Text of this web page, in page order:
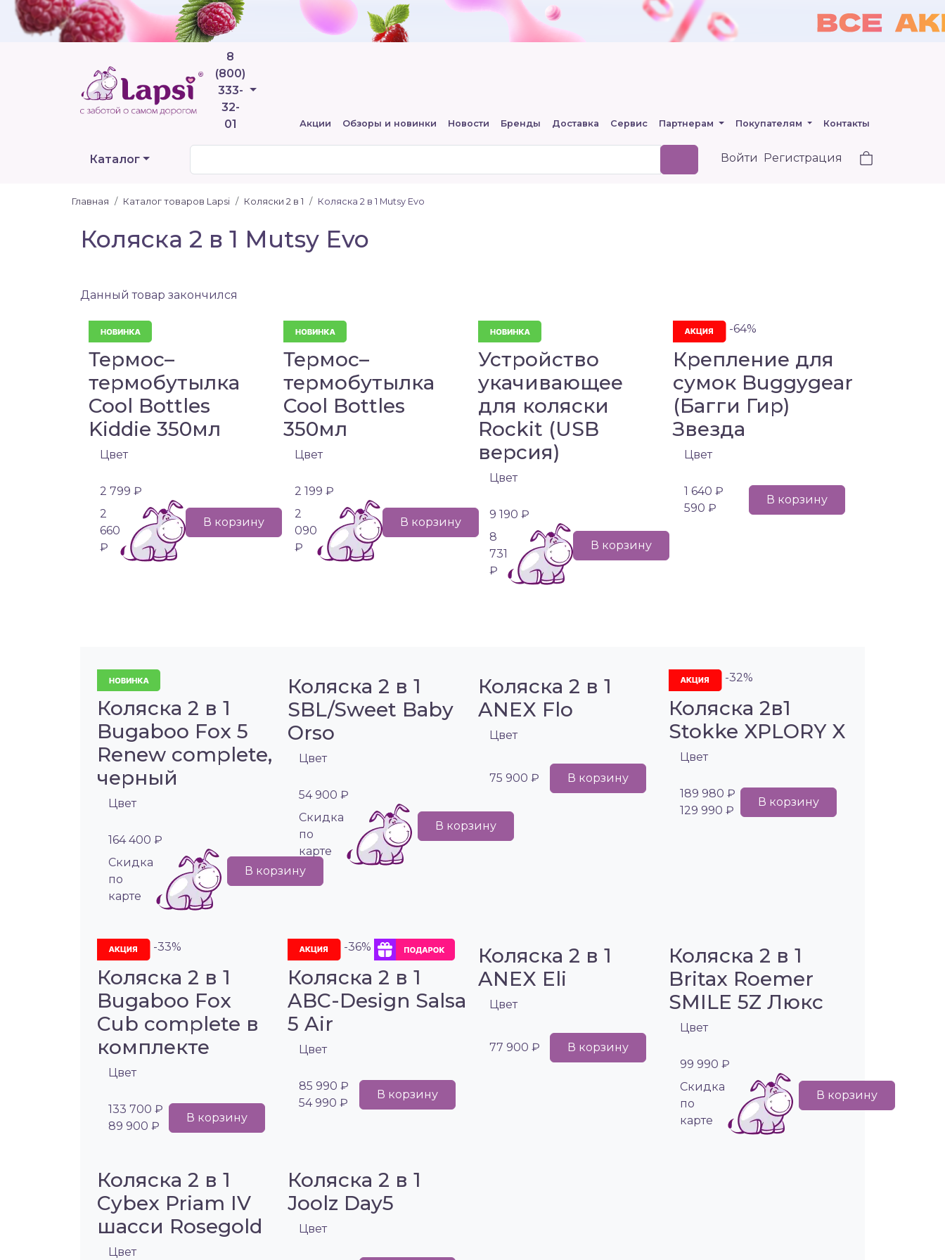
8
(800)
333-
32-
01
Телефоны
Акции Обзоры и новинки Новости Бренды Доставка Сервис Партнерам Покупателям Контакты
Каталог Войти Регистрация
Главная Каталог товаров Lapsi Коляски 2 в 1 Коляска 2 в 1 Mutsy Evo
Коляска 2 в 1 Mutsy Evo
Данный товар закончился
Термос–
термобутылка
Cool Bottles
Kiddie 350мл
Цвет
2 799 ₽
2
660
₽
В корзину
Термос–
термобутылка
Cool Bottles
350мл
Цвет
2 199 ₽
2
090
₽
В корзину
Устройство
укачивающее
для коляски
Rockit (USB
версия)
Цвет
9 190 ₽
8
731
₽
В корзину
-64%
Крепление для
сумок Buggygear
(Багги Гир)
Звезда
Цвет
1 640 ₽
590 ₽
В корзину
Коляска 2 в 1
Bugaboo Fox 5
Renew complete,
черный
Цвет
164 400 ₽
Cкидка
по
карте
В корзину
Коляска 2 в 1
SBL/Sweet Baby
Orso
Цвет
54 900 ₽
Cкидка
по
карте
В корзину
Коляска 2 в 1
ANEX Flo
Цвет
75 900 ₽ В корзину
-32%
Коляска 2в1
Stokke XPLORY X
Цвет
189 980 ₽
129 990 ₽
В корзину
-33%
Коляска 2 в 1
Bugaboo Fox
Cub complete в
комплекте
Цвет
133 700 ₽
89 900 ₽
В корзину
-36%
Коляска 2 в 1
ABC-Design Salsa
5 Air
Цвет
85 990 ₽
54 990 ₽
В корзину
Коляска 2 в 1
ANEX Eli
Цвет
77 900 ₽ В корзину
Коляска 2 в 1
Britax Roemer
SMILE 5Z Люкс
Цвет
99 990 ₽
Cкидка
по
карте
В корзину
Коляска 2 в 1
Cybex Priam IV
шасси Rosegold
Цвет
Коляска 2 в 1
Joolz Day5
Цвет